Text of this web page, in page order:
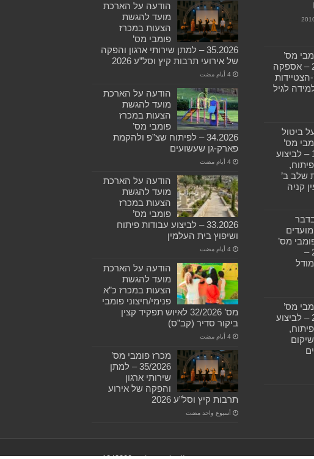
מס’
22/2026 – אספקה
לגיל
ביטול
מס’
15/2026 – לביצוע
שלב ב’
מס’
21.2026 –
מס’
20/2026 – לביצוע
הודעה על הארכת
מועד להגשת
הצעות במכרז
פומבי מס’
35.2026 – למתן שירותי ארגון והפקה
של אירועי תרבות קיץ וסל”ע 2026
הודעה על הארכת
מועד להגשת
הצעות במכרז
פומבי מס’
34.2026 – לפיתוח שצ”פ ולהקמת
פארק-גן שעשועים
הודעה על הארכת
מועד להגשת
הצעות במכרז
פומבי מס’
33.2026 – לביצוע עבודות פיתוח
ושיפוץ בית העלמין
הודעה על הארכת
מועד להגשת
הצעות במכרז כ”א
פנימי/חיצוני פומבי
מס’ 32/2026 לאיוש תפקיד קצין
ביקור סדיר (קב”ס)
מכרז פומבי מס’
35/2026 – למתן
שירותי ארגון
והפקה של אירוע
תרבות קיץ וסל”ע 2026
‏أسبوع واحد مضت